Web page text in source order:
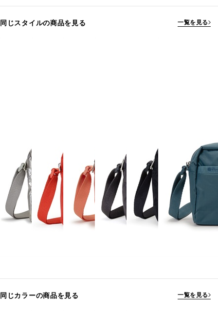
同じスタイルの商品を見る 一覧を見る
同じカラーの商品を見る 一覧を見る